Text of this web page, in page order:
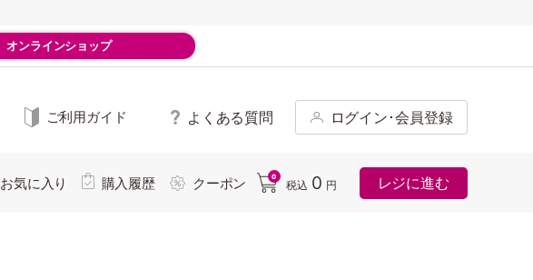
オンラインショップ
ご利用ガイド よくある質問 ログイン･会員登録
お気に入り 購入履歴 クーポン 0
税込 0 円 レジに進む